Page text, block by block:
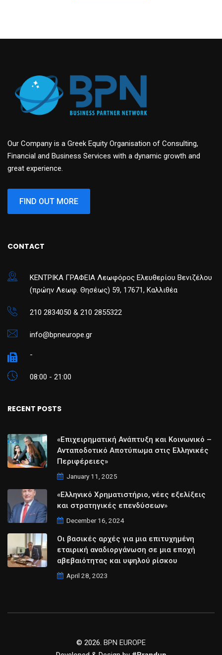
Our Company is a Greek Equity Organisation of Consulting,
Financial and Business Services with a dynamic growth and
great experience.
FIND OUT MORE
CONTACT
ΚΕΝΤΡΙΚΑ ΓΡΑΦΕΙΑ Λεωφόρος Ελευθερίου Βενιζέλου
(πρώην Λεωφ. Θησέως) 59, 17671, Καλλιθέα
210 2834050 & 210 2855322
info@bpneurope.gr
-
08:00 - 21:00
RECENT POSTS
«Επιχειρηματική Ανάπτυξη και Κοινωνικό –
Ανταποδοτικό Αποτύπωμα στις Ελληνικές
Περιφέρειες»
January 11, 2025
«Ελληνικό Χρηματιστήριο, νέες εξελίξεις
και στρατηγικές επενδύσεων»
December 16, 2024
Οι βασικές αρχές για μια επιτυχημένη
εταιρική αναδιοργάνωση σε μια εποχή
αβεβαιότητας και υψηλού ρίσκου
April 28, 2023
© 2026. BPN EUROPE